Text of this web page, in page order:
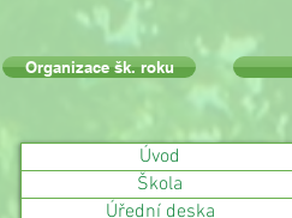
Organizace šk. roku
Úvod
Škola
Úřední deska